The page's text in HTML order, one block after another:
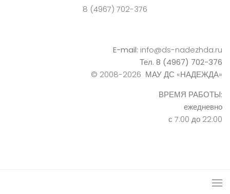
8 (4967) 702-376
E-mail: info@ds-nadezhda.ru
Тел. 8 (4967) 702-376
© 2008-2026 МАУ ДС «НАДЕЖДА»
ВРЕМЯ РАБОТЫ:
ежедневно
с 7:00 до 22:00